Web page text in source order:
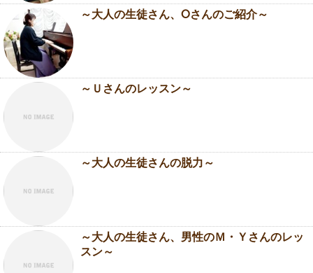
～大人の生徒さん、Oさんのご紹介～
～Ｕさんのレッスン～
～大人の生徒さんの脱力～
～大人の生徒さん、男性のＭ・Ｙさんのレッ
スン～